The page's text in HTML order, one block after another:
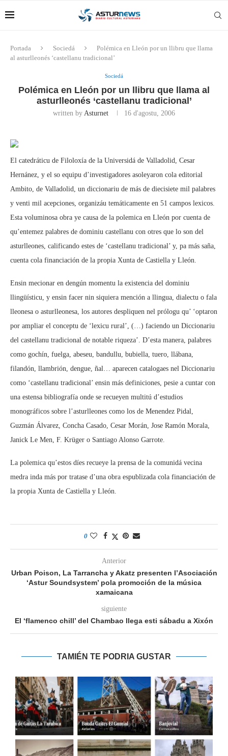
Portada Sociedá
Polémica en Lleón por un llibru que llama
al asturlleonés ‘castellanu tradicional’
Sociedá
Polémica en Lleón por un llibru que llama al
asturlleonés ‘castellanu tradicional’
written by Asturnet 16 d'agostu, 2006
El catedráticu de Filoloxía de la Universidá de Valladolid, Cesar
Hernánez, y el so equipu d’investigadores asoleyaron cola editorial
Ambito, de Valladolid, un diccionariu de más de diecisiete mil palabres
y venti mil acepciones, organizáu temáticamente en 51 campos lexicos.
Esta voluminosa obra ye causa de la polemica en Lleón por cuenta de
qu’entemez palabres de dominiu castellanu con otres que lo son del
asturlleones, calificando estes de ‘castellanu tradicional’ y, pa más saña,
cuenta cola financiación de la propia Xunta de Castiella y Lleón.
Ensin mecionar en dengún momentu la existencia del dominiu
llingüísticu, y ensin facer nin siquiera mención a llingua, dialectu o fala
lleonesa o asturlleonesa, los autores despliquen nel prólogu qu’ ‘optaron
por ampliar el conceptu de ‘lexicu rural’, (…) faciendo un Diccionariu
del castellanu tradicional de notable riqueza’. D’esta manera, palabres
como gochín, fuelga, abeseu, bandullu, bubiella, tuero, llábana,
filandón, llambrión, dengue, ñal… aparecen catalogaes nel Diccionariu
como ‘castellanu tradicional’ ensin más definiciones, pesie a cuntar con
una estensa bibliografía onde se recueyen multitú d’estudios
monográficos sobre l’asturlleones como los de Menendez Pidal,
Guzmán Álvarez, Concha Casado, Cesar Morán, Jose Ramón Morala,
Janick Le Men, F. Krüger o Santiago Alonso Garrote.
La polemica qu’estos díes recueye la prensa de la comunidá vecina
medra inda más por tratase d’una obra espublizada cola financiación de
la propia Xunta de Castiella y Lleón.
0
Anterior
Urban Poison, La Tarrancha y Akatz presenten l’Asociación
‘Astur Soundsystem’ pola promoción de la música
xamaicana
siguiente
El ‘flamenco chill’ del Chambao llega esti sábadu a Xixón
TAMIÉN TE PODRIA GUSTAR